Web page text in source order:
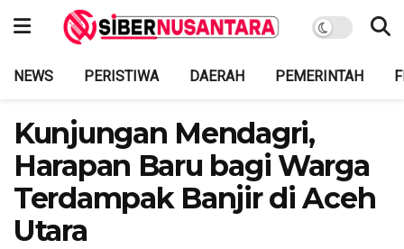
NEWS PERISTIWA DAERAH PEMERINTAH
Kunjungan Mendagri,
Harapan Baru bagi Warga
Terdampak Banjir di Aceh
Utara